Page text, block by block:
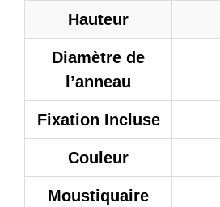
Hauteur
Diamètre de
l’anneau
Fixation Incluse
Couleur
Moustiquaire